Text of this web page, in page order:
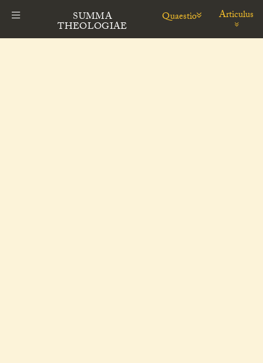
SUMMA
THEOLOGIAE
Quaestio Articulus